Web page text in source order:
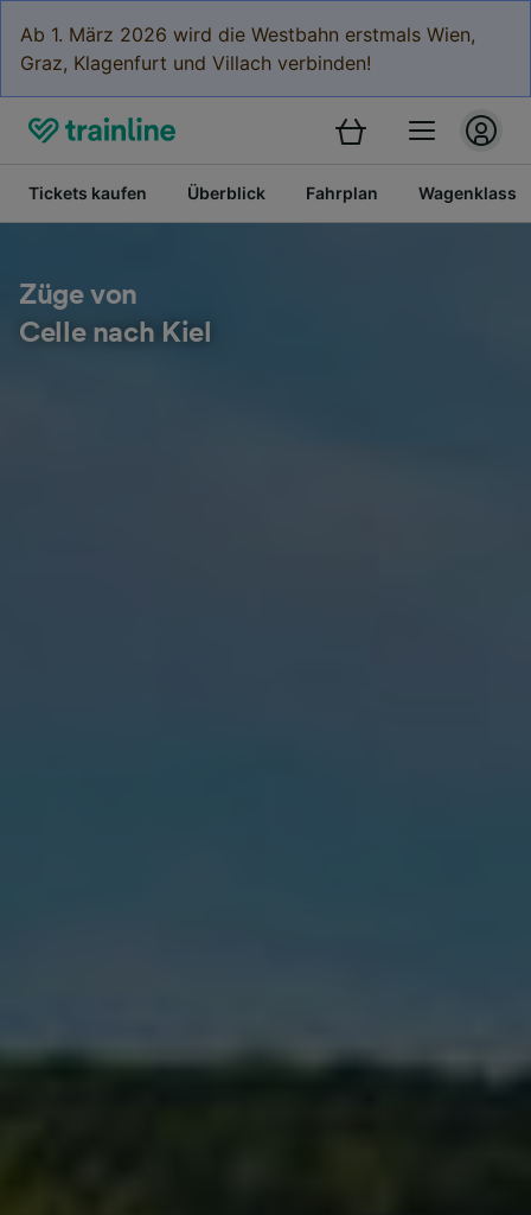
Ab 1. März 2026 wird die Westbahn erstmals Wien,
Graz, Klagenfurt und Villach verbinden!
Tickets kaufen Überblick Fahrplan
Züge von
Celle nach Kiel